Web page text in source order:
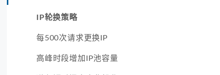
IP轮换策略
每500次请求更换IP
高峰时段增加IP池容量